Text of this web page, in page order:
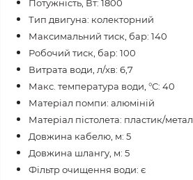
Потужність, Вт: 1800
Тип двигуна: колекторний
Максимальний тиск, бар: 140
Робочий тиск, бар: 100
Витрата води, л/хв: 6,7
Макс. температура води, °С: 40
Матеріал помпи: алюміній
Матеріал пістолета: пластик/метал
Довжина кабелю, м: 5
Довжина шлангу, м: 5
Фільтр очищення води: є